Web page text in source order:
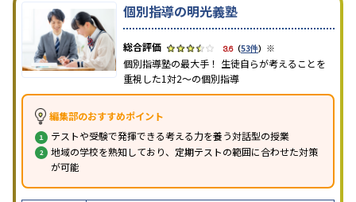
個別指導の明光義塾
3.6（53件） ※
個別指導塾の最大手！ 生徒自らが考えることを
重視した1対2〜の個別指導
編集部のおすすめポイント
テストや受験で発揮できる考える力を養う対話型の授業
地域の学校を熟知しており、定期テストの範囲に合わせた対策
が可能